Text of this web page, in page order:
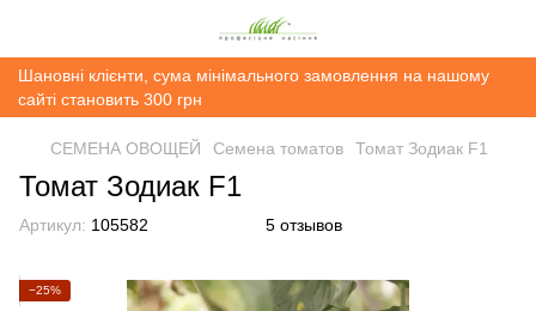
Шановні клієнти, сума мінімального замовлення на нашому
сайті становить 300 грн
СЕМЕНА ОВОЩЕЙ Семена томатов Томат Зодиак F1
Томат Зодиак F1
Артикул: 105582 5 отзывов
−25%